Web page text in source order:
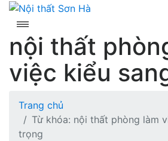
Skip
content
nội thất
việc kiểu
Trang chủ
Từ khóa: nội thất phòng làm
trọng